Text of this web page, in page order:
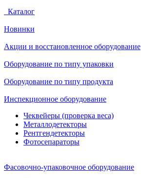
Каталог
Новинки
Акции и восстановленное оборудование
Оборудование по типу упаковки
Оборудование по типу продукта
Инспекционное оборудование
Чеквейеры (проверка веса)
Металлодетекторы
Рентгендетекторы
Фотосепараторы
Фасовочно-упаковочное оборудование